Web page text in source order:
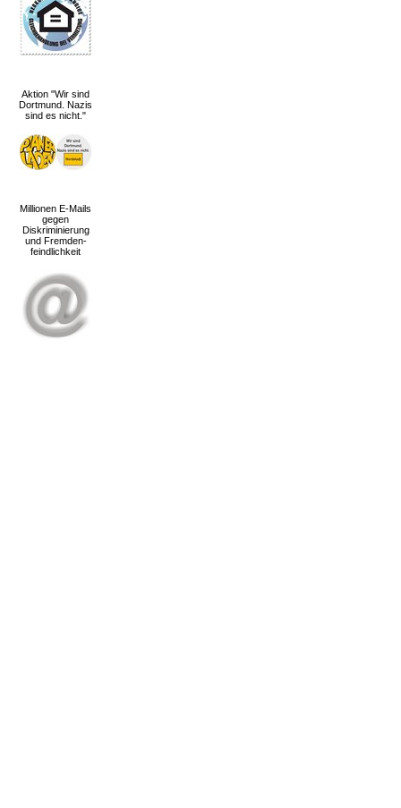
Aktion "Wir sind
Dortmund. Nazis
sind es nicht."
Millionen E-Mails
gegen
Diskriminierung
und Fremden-
feindlichkeit